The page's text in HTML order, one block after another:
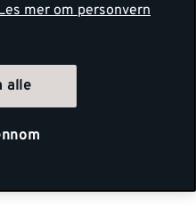
mer om personvern
alle